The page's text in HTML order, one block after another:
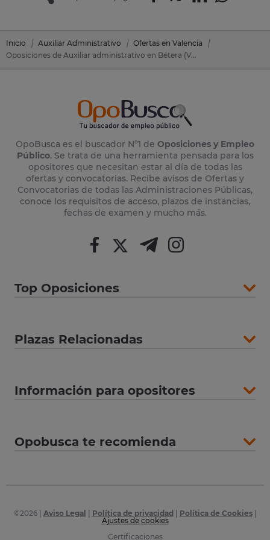
Inicio Auxiliar Administrativo
Ofertas en Valencia
Oposiciones de Auxiliar administrativo en Bétera (Valencia)
OpoBusca es el buscador Nº1 de Oposiciones y Empleo
Público. Se trata de una herramienta pensada para los
opositores que necesitan estar al día de todas las
ofertas y convocatorias. Recibe avisos de Ofertas y
Convocatorias de todas las Administraciones Públicas,
conoce los requisitos de acceso, plazos de instancias,
fechas de examen y mucho más.
Top Oposiciones
Plazas Relacionadas
Información para opositores
Opobusca te recomienda
©2026| Aviso Legal Política de privacidad Política de Cookies|
Ajustes de cookies
Certificaciones